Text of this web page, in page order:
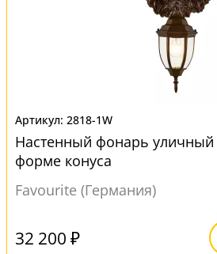
2818-1W
Настенный фонарь уличный
форме конуса
Favourite (Германия)
32 200 ₽